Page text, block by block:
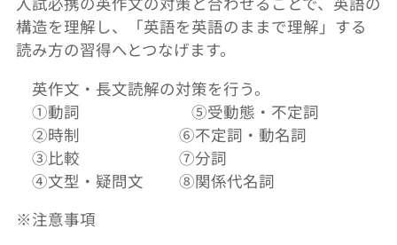
構造を理解し、「英語を英語のままで理解」する
読み方の習得へとつなげます。
英作文・長文読解の対策を行う。
①動詞 ⑤受動態・不定詞
②時制 ⑥不定詞・動名詞
③比較 ⑦分詞
④文型・疑問文 ⑧関係代名詞
※注意事項